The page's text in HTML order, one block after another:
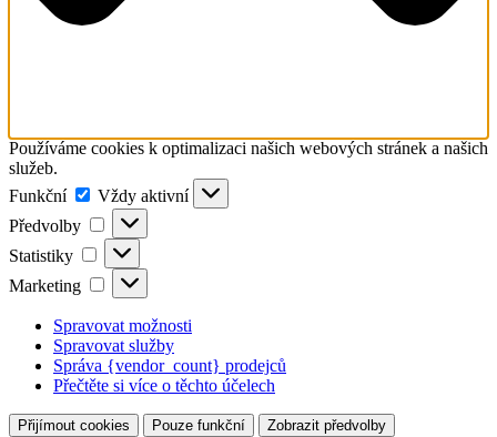
Používáme cookies k optimalizaci našich webových stránek a našich
služeb.
Funkční
Funkční
Vždy aktivní
Předvolby
Předvolby
Statistiky Statistiky
Marketing Marketing
Spravovat možnosti
Spravovat služby
Správa {vendor_count} prodejců
Přečtěte si více o těchto účelech
Přijímout cookies Pouze funkční
Zobrazit předvolby